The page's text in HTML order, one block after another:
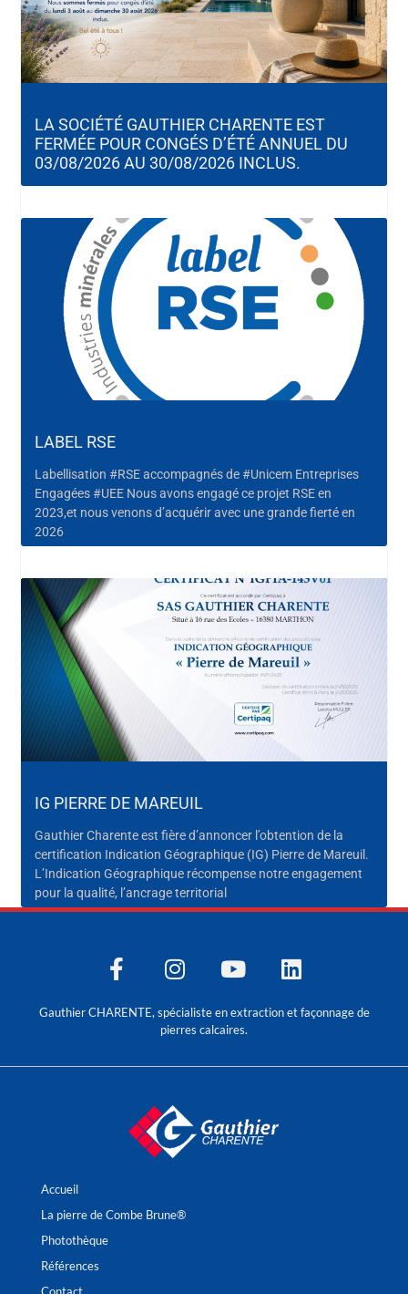
LA SOCIÉTÉ GAUTHIER CHARENTE EST
FERMÉE POUR CONGÉS D’ÉTÉ ANNUEL DU
03/08/2026 AU 30/08/2026 INCLUS.
LABEL RSE
Labellisation #RSE accompagnés de #Unicem Entreprises
Engagées #UEE Nous avons engagé ce projet RSE en
2023,et nous venons d’acquérir avec une grande fierté en
2026
IG PIERRE DE MAREUIL
Gauthier Charente est fière d’annoncer l’obtention de la
certification Indication Géographique (IG) Pierre de Mareuil.
L’Indication Géographique récompense notre engagement
pour la qualité, l’ancrage territorial
Gauthier CHARENTE, spécialiste en extraction et façonnage de
pierres calcaires.
Accueil
La pierre de Combe Brune®
Photothèque
Références
Contact